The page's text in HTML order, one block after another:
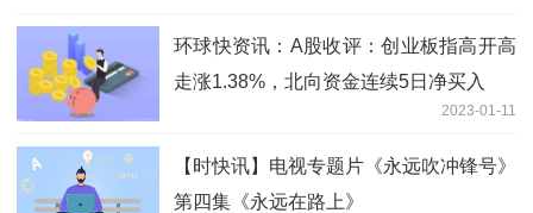
环球快资讯：A股收评：创业板指高开高
走涨1.38%，北向资金连续5日净买入
2023-01-11
【时快讯】电视专题片《永远吹冲锋号》
第四集《永远在路上》